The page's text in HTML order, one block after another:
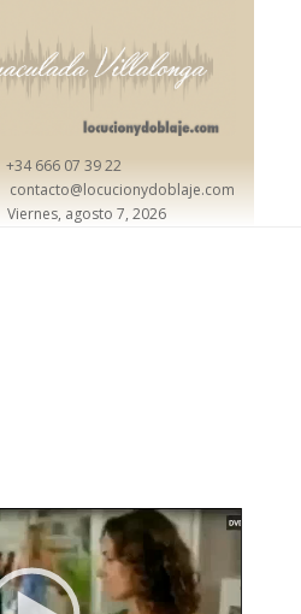
+34 666 07 39 22
contacto@locucionydoblaje.com
Viernes, agosto 7, 2026